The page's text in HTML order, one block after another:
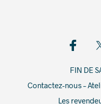
FIN DE
Contactez-nous –
Les